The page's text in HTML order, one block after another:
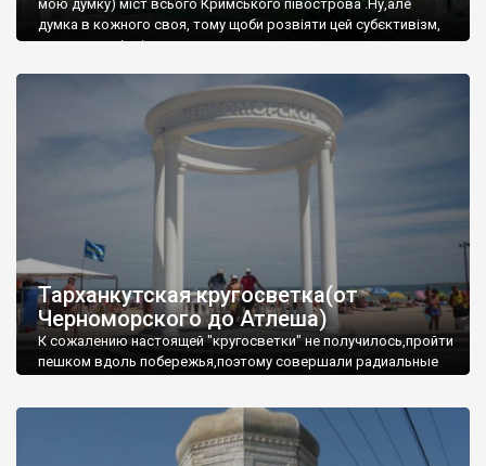
мою думку) міст всього Кримського півострова .Ну,але
думка в кожного своя, тому щоби розвіяти цей субєктивізм,
запрошую відвідати це
Тарханкутская кругосветка(от
Черноморского до Атлеша)
К сожалению настоящей "кругосветки" не получилось,пройти
пешком вдоль побережья,поэтому совершали радиальные